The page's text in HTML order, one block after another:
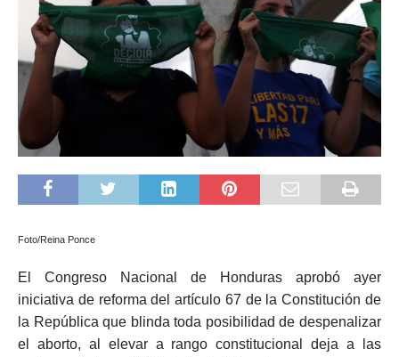
Foto/Reina Ponce
El Congreso Nacional de Honduras aprobó ayer
iniciativa de reforma del artículo 67 de la Constitución de
la República que blinda toda posibilidad de despenalizar
el aborto, al elevar a rango constitucional deja a las